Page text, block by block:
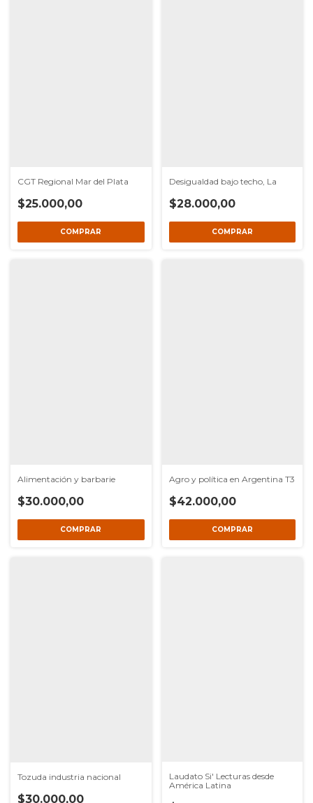
CGT Regional Mar del Plata
$25.000,00
Desigualdad bajo techo, La
$28.000,00
Alimentación y barbarie
$30.000,00
Agro y política en Argentina T3
$42.000,00
Tozuda industria nacional
$30.000,00
Laudato Si' Lecturas desde
América Latina